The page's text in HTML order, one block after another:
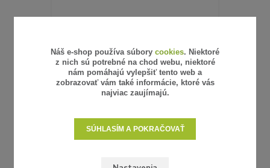
Náš e-shop používa súbory cookies. Niektoré
z nich sú potrebné na chod webu, niektoré
nám pomáhajú vylepšiť tento web a
zobrazovať vám také informácie, ktoré vás
najviac zaujímajú.
SÚHLASÍM A POKRAČOVAŤ